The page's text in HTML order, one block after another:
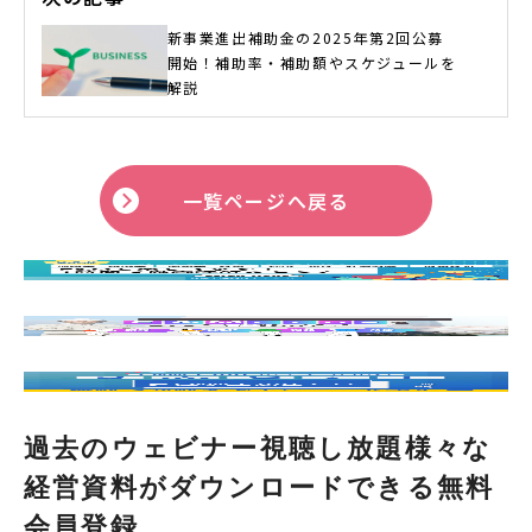
新事業進出補助金の2025年第2回公募
開始！補助率・補助額やスケジュールを
解説
一覧ページへ戻る
過去のウェビナー視聴し放題様々な
経営資料がダウンロードできる無料
会員登録